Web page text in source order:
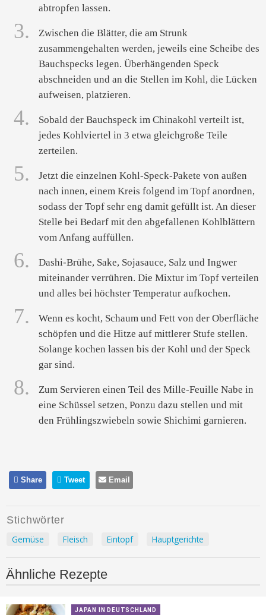
abtropfen lassen.
3.
Zwischen die Blätter, die am Strunk
zusammengehalten werden, jeweils eine Scheibe des
Bauchspecks legen. Überhängenden Speck
abschneiden und an die Stellen im Kohl, die Lücken
aufweisen, platzieren.
4.
Sobald der Bauchspeck im Chinakohl verteilt ist,
jedes Kohlviertel in 3 etwa gleichgroße Teile
zerteilen.
5.
Jetzt die einzelnen Kohl-Speck-Pakete von außen
nach innen, einem Kreis folgend im Topf anordnen,
sodass der Topf sehr eng damit gefüllt ist. An dieser
Stelle bei Bedarf mit den abgefallenen Kohlblättern
vom Anfang auffüllen.
6.
Dashi-Brühe, Sake, Sojasauce, Salz und Ingwer
miteinander verrühren. Die Mixtur im Topf verteilen
und alles bei höchster Temperatur aufkochen.
7.
Wenn es kocht, Schaum und Fett von der Oberfläche
schöpfen und die Hitze auf mittlerer Stufe stellen.
Solange kochen lassen bis der Kohl und der Speck
gar sind.
8.
Zum Servieren einen Teil des Mille-Feuille Nabe in
eine Schüssel setzen, Ponzu dazu stellen und mit
den Frühlingszwiebeln sowie Shichimi garnieren.
Share Tweet Email
Stichwörter
Gemüse Fleisch Eintopf Hauptgerichte
Ähnliche Rezepte
JAPAN IN DEUTSCHLAND